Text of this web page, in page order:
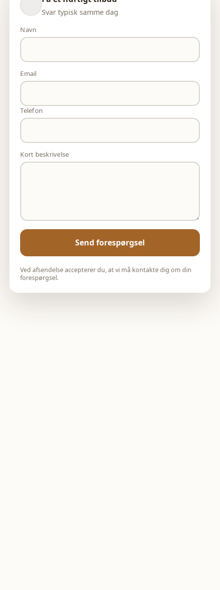
Svar typisk samme dag
Navn
Email
Telefon
Kort beskrivelse
Send forespørgsel
Ved afsendelse accepterer du, at vi må kontakte dig om din
forespørgsel.